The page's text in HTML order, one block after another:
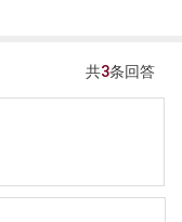
共3条回答